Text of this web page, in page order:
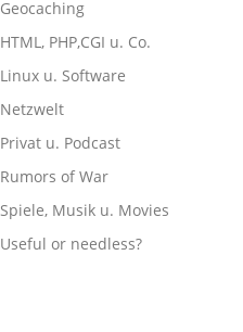
Geocaching
HTML, PHP,CGI u. Co.
Linux u. Software
Netzwelt
Privat u. Podcast
Rumors of War
Spiele, Musik u. Movies
Useful or needless?